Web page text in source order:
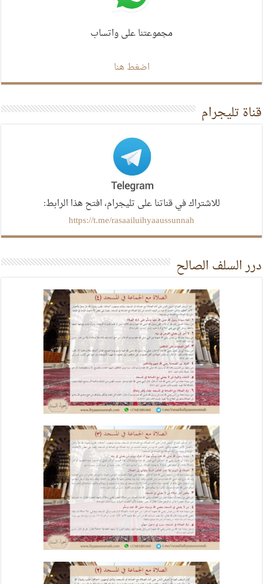
مجموعتنا على واتساب
اضغط هنا
قناة تليجرام
للاشتراك في قناتنا على تليجرام، افتح هذا الرابط:
https://t.me/rasaailuihyaaussunnah
درر السلف الصالح